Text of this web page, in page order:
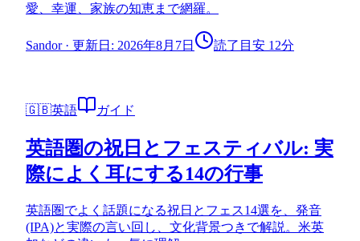
愛、幸運、家族の知恵まで網羅。
Sandor· 更新日: 2026年8月7日 読了目安 12分
🇬🇧英語 ガイド
英語圏の祝日とフェスティバル: 実
際によく耳にする14の行事
英語圏でよく話題になる祝日とフェス14選を、発音
(IPA)と実際の言い回し、文化背景つきで解説。米英